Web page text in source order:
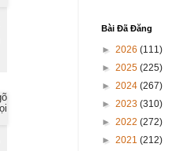
Bài Đã Đăng
► 2026 (111)
► 2025 (225)
► 2024 (267)
► 2023 (310)
► 2022 (272)
► 2021 (212)